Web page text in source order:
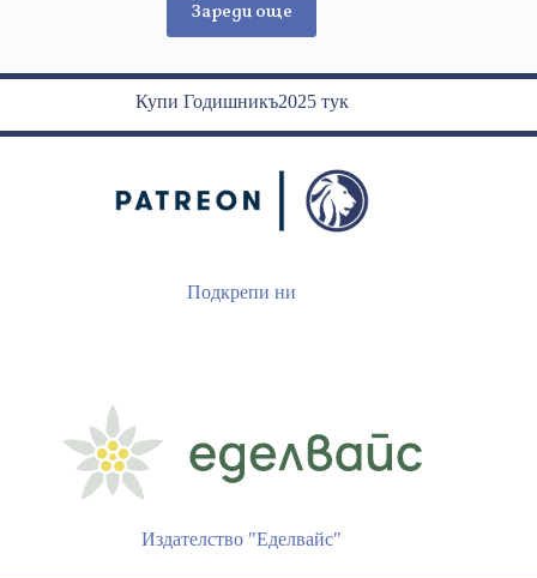
Зареди още
Купи Годишникъ2025 тук
Подкрепи ни
Издателство "Еделвайс"